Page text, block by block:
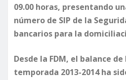
09.00 horas, presentando
número de SIP de la
bancarios para la
Desde la FDM, el balance
temporada 2013-2014 ha